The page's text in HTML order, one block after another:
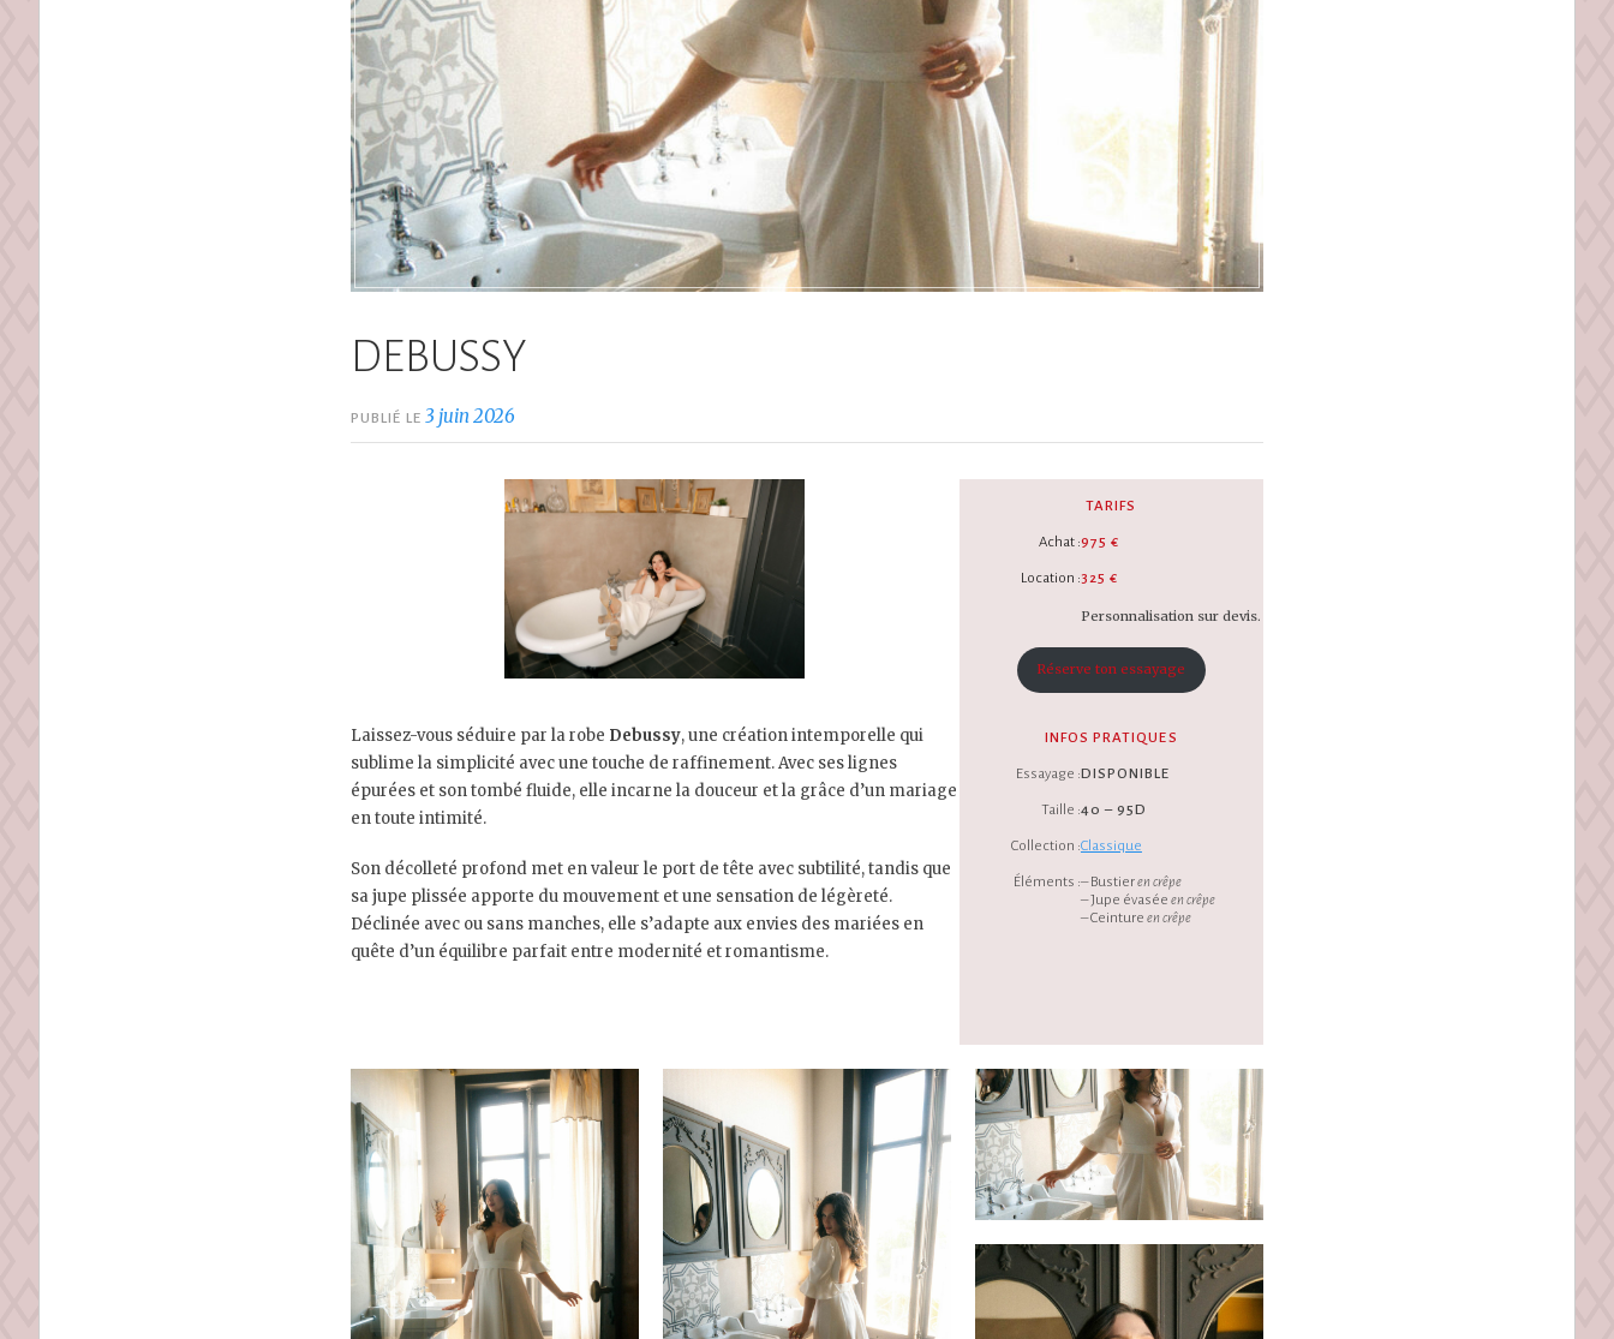
DEBUSSY
PUBLIÉ LE 3 juin 2026
Laissez-vous séduire par la robe Debussy, une création intemporelle qui
sublime la simplicité avec une touche de raffinement. Avec ses lignes
épurées et son tombé fluide, elle incarne la douceur et la grâce d’un mariage
en toute intimité.
Son décolleté profond met en valeur le port de tête avec subtilité, tandis que
sa jupe plissée apporte du mouvement et une sensation de légèreté.
Déclinée avec ou sans manches, elle s’adapte aux envies des mariées en
quête d’un équilibre parfait entre modernité et romantisme.
TARIFS
Achat :
Location :
975 €
325 €
Personnalisation sur devis.
Réserve ton essayage
INFOS PRATIQUES
Essayage :
Taille :
Collection :
Éléments :
DISPONIBLE
40 – 95D
Classique
– Bustieren crêpe
– Jupe évasée en crêpe
– Ceinture en crêpe